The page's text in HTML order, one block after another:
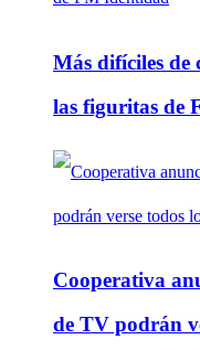
Más difíciles de
las figuritas de
Cooperativa
de TV podrán